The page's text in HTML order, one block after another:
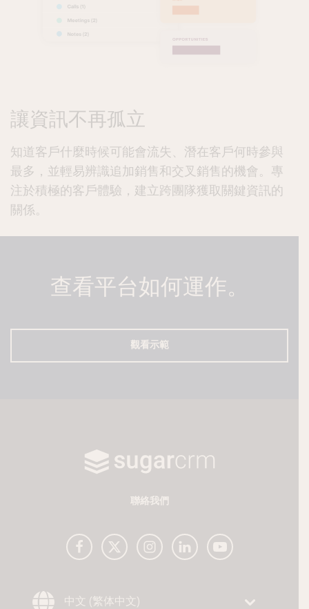
讓資訊不再孤立
知道客戶什麼時候可能會流失、潛在客戶何時參與
最多，並輕易辨識追加銷售和交叉銷售的機會。專
注於積極的客戶體驗，建立跨團隊獲取關鍵資訊的
關係。
查看平台如何運作。
觀看示範
聯絡我們
Choose Language
中文 (繁体中文)